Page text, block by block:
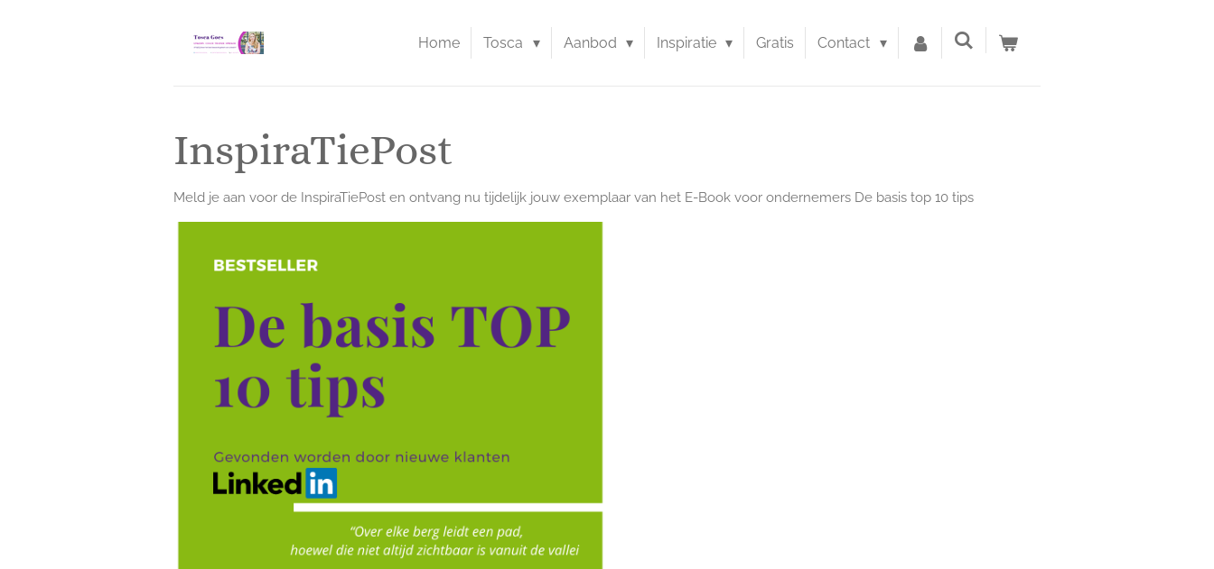
Home Tosca Aanbod Inspiratie Gratis Contact
InspiraTiePost
Meld je aan voor de InspiraTiePost en ontvang nu tijdelijk jouw exemplaar van het E-Book voor ondernemers De basis top 10 tips